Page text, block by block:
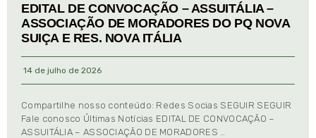
EDITAL DE CONVOCAÇÃO – ASSUITÁLIA –
ASSOCIAÇÃO DE MORADORES DO PQ NOVA
SUIÇA E RES. NOVA ITÁLIA
14 de julho de 2026
Compartilhe nosso conteúdo: Redes Socias SEGUIR SEGUIR
Fale conosco Últimas Notícias EDITAL DE CONVOCAÇÃO –
ASSUITÁLIA – ASSOCIAÇÃO DE MORADORES …